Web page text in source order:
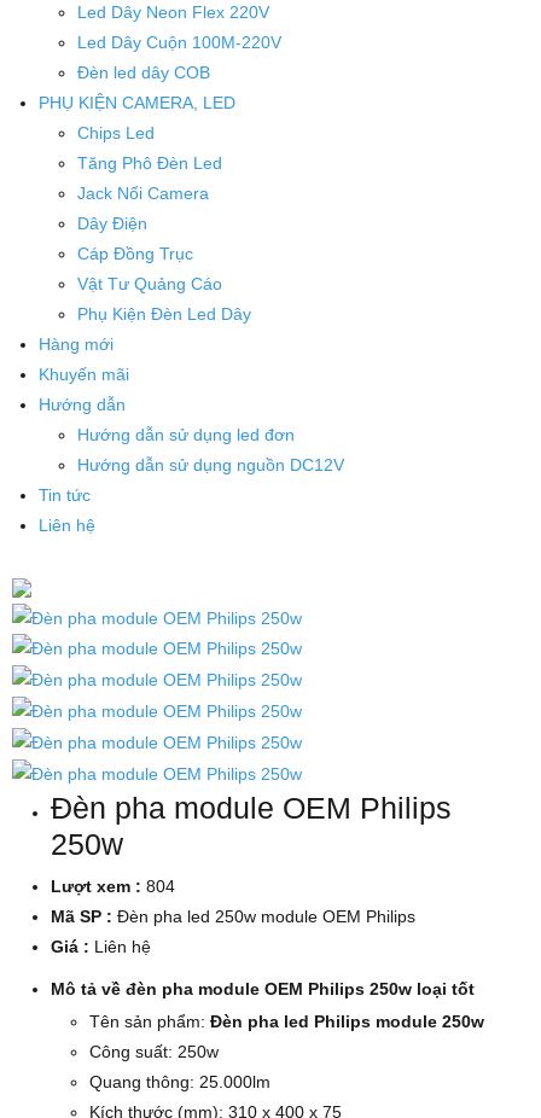
Led Dây Neon Flex 220V
Led Dây Cuộn 100M-220V
Đèn led dây COB
PHỤ KIỆN CAMERA, LED
Chips Led
Tăng Phô Đèn Led
Jack Nối Camera
Dây Điện
Cáp Đồng Trục
Vật Tư Quảng Cáo
Phụ Kiện Đèn Led Dây
Hàng mới
Khuyến mãi
Hướng dẫn
Hướng dẫn sử dụng led đơn
Hướng dẫn sử dụng nguồn DC12V
Tin tức
Liên hệ
Đèn pha module OEM Philips
250w
Lượt xem : 804
Mã SP : Đèn pha led 250w module OEM Philips
Giá : Liên hệ
Mô tả về đèn pha module OEM Philips 250w loại tốt
Tên sản phẩm: Đèn pha led Philips module 250w
Công suất: 250w
Quang thông: 25.000lm
Kích thước (mm): 310 x 400 x 75